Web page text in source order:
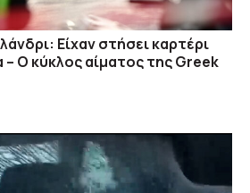
Είχαν στήσει καρτέρι
Ο κύκλος αίματος της Greek